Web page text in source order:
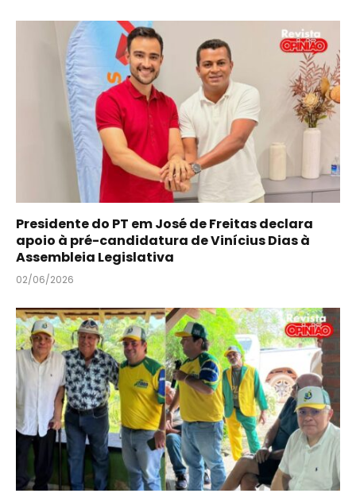
Presidente do PT em José de Freitas declara
apoio à pré-candidatura de Vinícius Dias à
Assembleia Legislativa
02/06/2026